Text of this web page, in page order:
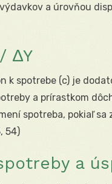
a úrovňou
∆Y
k spotrebe (c) je
a prírastkom
spotreba, pokiaľ
54)
a